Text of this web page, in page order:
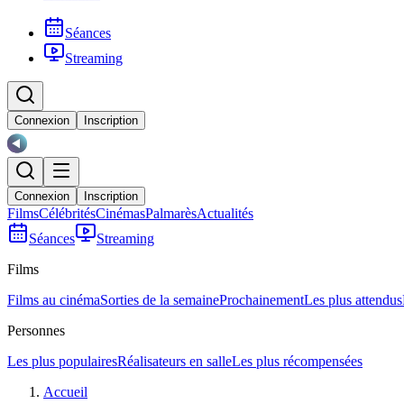
Séances
Streaming
Connexion Inscription
Connexion Inscription
FilmsCélébritésCinémasPalmarèsActualités
Séances
Streaming
Films
Films au cinémaSorties de la semaineProchainementLes plus attendus
Personnes
Les plus populairesRéalisateurs en salleLes plus récompensées
Accueil